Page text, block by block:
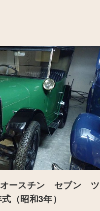
オースチン セブン
（昭和3年）